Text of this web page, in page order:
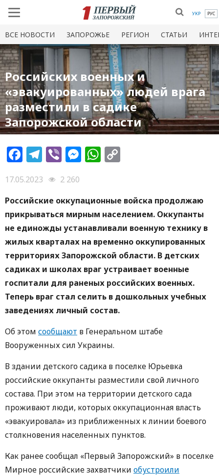
УКР РУС
ВСЕ НОВОСТИ ЗАПОРОЖЬЕ РЕГИОН СТАТЬИ
Российских военных и
«эвакуированных» людей врага
разместили в садике
Запорожской области
Facebook
Telegram
ViberMessenger
WhatsApp
17.05.2023
2 260
Российские оккупационные войска продолжаю
прикрываться мирным населением. Оккупанты
не единожды устанавливали военную технику в
жилых кварталах на временно оккупированных
территориях Запорожской области. В детских
садиках и школах враг устраивает военные
госпитали для раненых российских военных.
Теперь враг стал селить в дошкольных учебных
заведениях личный состав.
Об этом сообщают в Генеральном штабе
Вооруженных сил Украины.
В здании детского садика в поселке Юрьевка
российские оккупанты разместили свой личного
состава. При этом на территории детского сада
проживают люди, которых оккупационная власть
«эвакуировала» из приближенных к линии боевого
столкновения населенных пунктов.
Как ранее сообщал «Первый Запорожский» в поселке
Мирное российские захватчики обустроили